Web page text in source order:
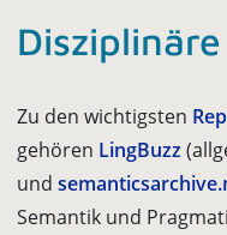
Zu den wichtigsten
gehören LingBuzz
und
Semantik und